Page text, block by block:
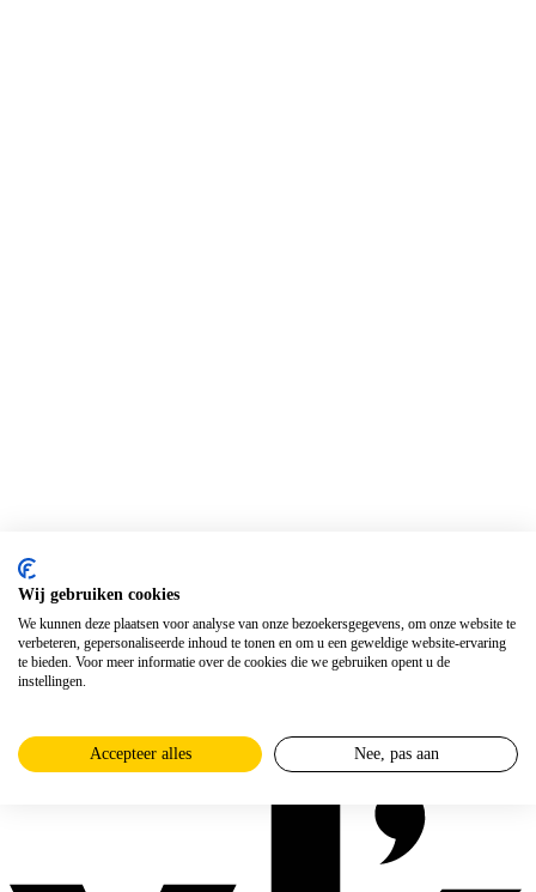
Wij gebruiken cookies
We kunnen deze plaatsen voor analyse van onze bezoekersgegevens, om onze website te
verbeteren, gepersonaliseerde inhoud te tonen en om u een geweldige website-ervaring
te bieden. Voor meer informatie over de cookies die we gebruiken opent u de
instellingen.
Accepteer alles Nee, pas aan